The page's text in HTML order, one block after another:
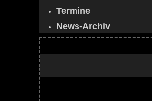
Termine
News-Archiv